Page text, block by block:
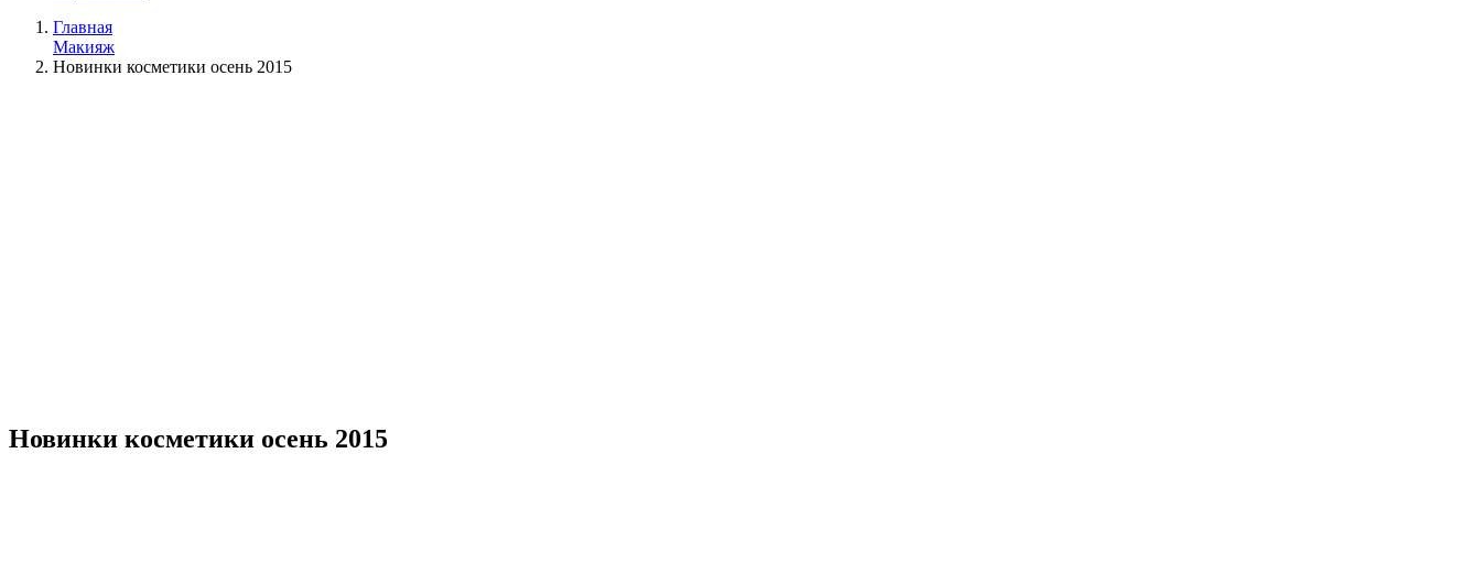
Главная
Макияж
Новинки косметики осень 2015
Новинки косметики осень 2015